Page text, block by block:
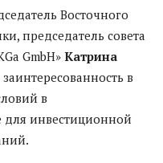
Восточного
председатель совета
GmbH» Катрина
в
в
для инвестиционной